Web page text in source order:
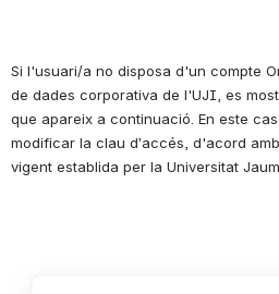
Si l'usuari/a no disposa d'un compte
de dades corporativa de l'UJI, es
que apareix a continuació. En este
modificar la clau d’accés, d'acord
vigent establida per la Universitat